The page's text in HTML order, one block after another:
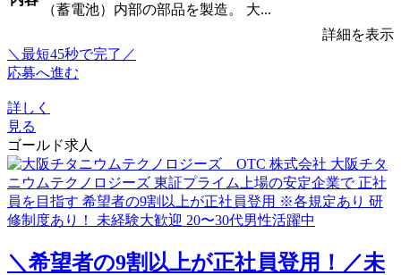
（蓄電池）内部の部品を製造。 大...
詳細を表示
＼最短45秒で完了／
応募へ進む
詳しく
見る
ゴールド求人
＼希望者の9割以上が正社員登用！／未